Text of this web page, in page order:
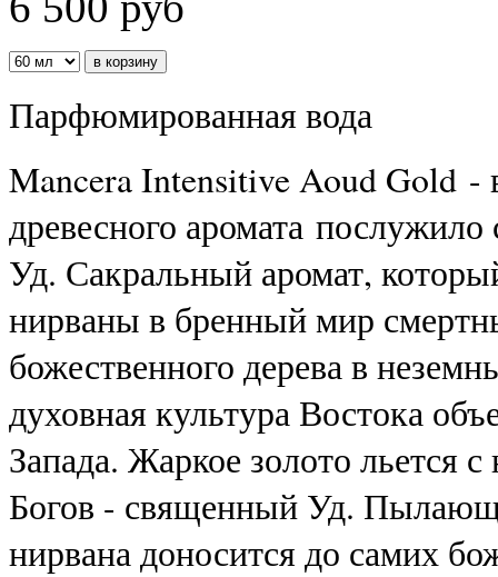
Парфюмированная вода
Mancera Intensitive Aoud Gold -
древесного аромата послужило
Уд. Сакральный аромат,
нирваны в бренный мир
божественного дерева в
духовная культура Востока
Запада. Жаркое золото льется
Богов - священный Уд.
нирвана доносится до самих